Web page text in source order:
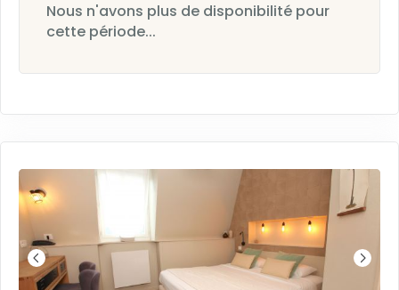
Nous n'avons plus de disponibilité pour
cette période...